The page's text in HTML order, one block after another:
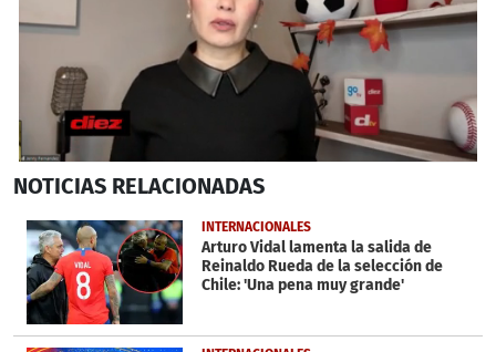
seconds
4
minutes,
3
seconds
NOTICIAS RELACIONADAS
INTERNACIONALES
Arturo Vidal lamenta la salida de
Reinaldo Rueda de la selección de
Chile: 'Una pena muy grande'